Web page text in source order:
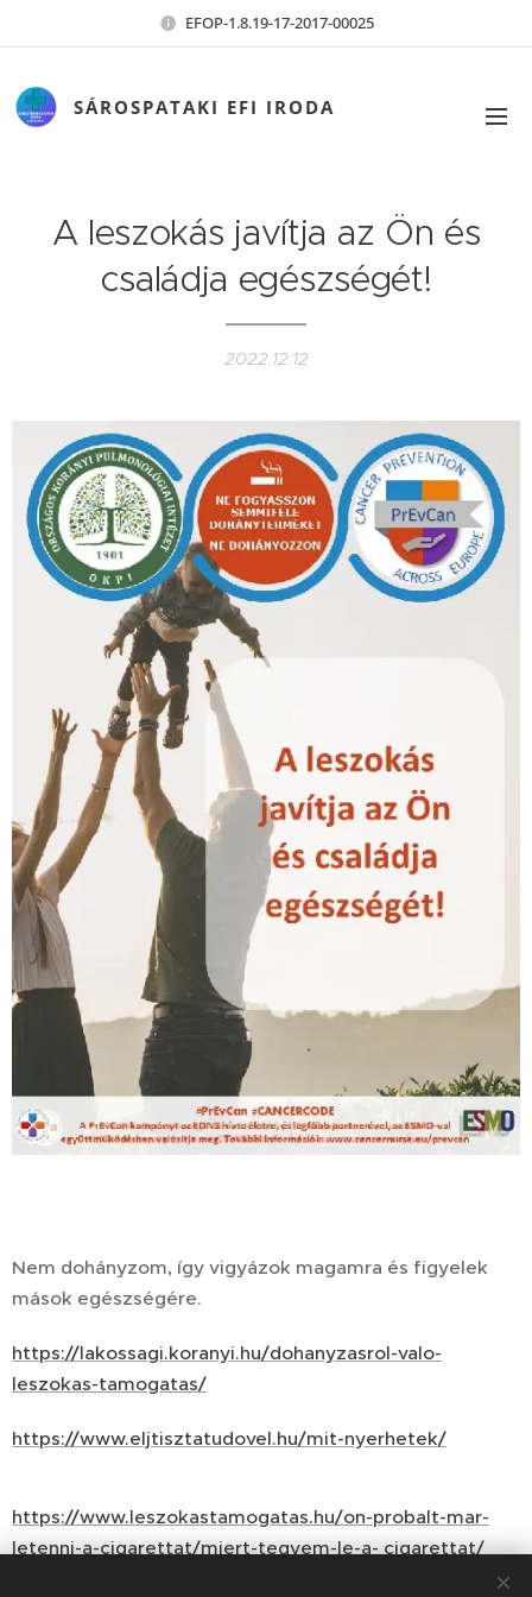
EFOP-1.8.19-17-2017-00025
SÁROSPATAKI EFI IRODA
A leszokás javítja az Ön és
családja egészségét!
2022.12.12
Nem dohányzom, így vigyázok magamra és figyelek
mások egészségére.
https://lakossagi.koranyi.hu/dohanyzasrol-valo-
leszokas-tamogatas/
https://www.eljtisztatudovel.hu/mit-nyerhetek/
https://www.leszokastamogatas.hu/on-probalt-mar-
letenni-a-cigarettat/miert-tegyem-le-a- cigarettat/